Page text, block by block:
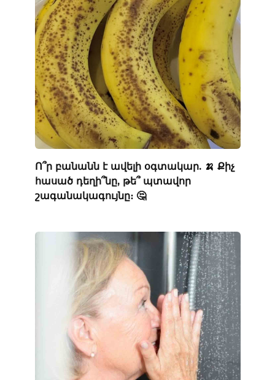
Ո՞ր բանանն է ավելի օգտակար. 🍌 Քիչ
հասած դեղի՞նը, թե՞ պտավոր
շագանակագույնը։ 🤔